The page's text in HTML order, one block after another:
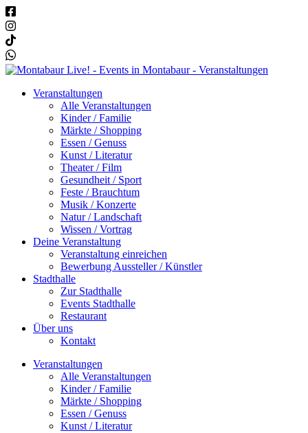
Veranstaltungen
Alle Veranstaltungen
Kinder / Familie
Märkte / Shopping
Essen / Genuss
Kunst / Literatur
Theater / Film
Gesundheit / Sport
Feste / Brauchtum
Musik / Konzerte
Natur / Landschaft
Wissen / Vortrag
Deine Veranstaltung
Veranstaltung einreichen
Bewerbung Aussteller / Künstler
Stadthalle
Zur Stadthalle
Events Stadthalle
Restaurant
Über uns
Kontakt
Veranstaltungen
Alle Veranstaltungen
Kinder / Familie
Märkte / Shopping
Essen / Genuss
Kunst / Literatur